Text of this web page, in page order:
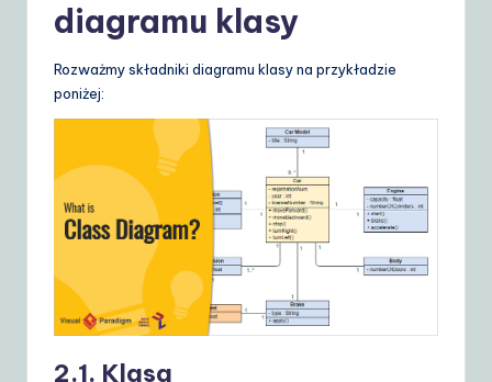
diagramu klasy
Rozważmy składniki diagramu klasy na przykładzie
poniżej:
2.1. Klasa